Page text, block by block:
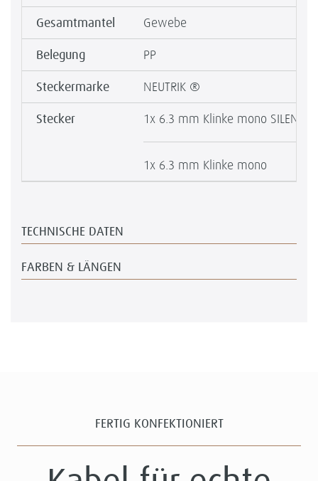
Gesamtmantel Gewebe
Belegung PP
Steckermarke NEUTRIK ®
Stecker 1x 6.3 mm Klinke mono SILENT
1x 6.3 mm Klinke mono
TECHNISCHE DATEN
FARBEN & LÄNGEN
FERTIG KONFEKTIONIERT